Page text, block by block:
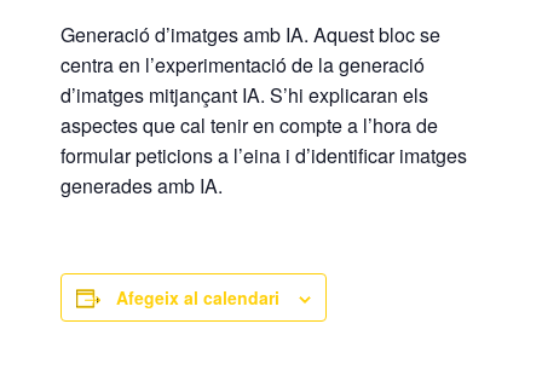
Generació d’imatges amb IA. Aquest bloc se
centra en l’experimentació de la generació
d’imatges mitjançant IA. S’hi explicaran els
aspectes que cal tenir en compte a l’hora de
formular peticions a l’eina i d’identificar imatges
generades amb IA.
Afegeix al calendari